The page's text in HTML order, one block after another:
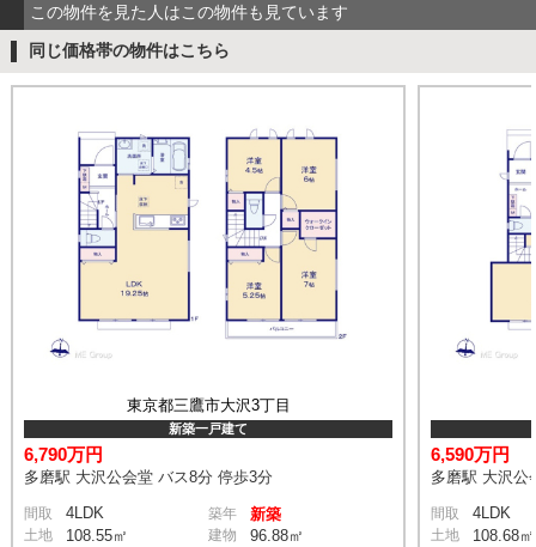
この物件を見た人はこの物件も見ています
同じ価格帯の物件はこちら
東京都三鷹市大沢3丁目
新築一戸建て
6,790万円
多磨駅 大沢公会堂 バス8分 停歩3分
間取 4LDK 築年 新築
土地 108.55㎡ 建物 96.88㎡
6,590万円
多磨駅 大沢公
間取 4LDK
土地 108.68㎡